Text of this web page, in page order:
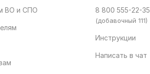
ВО и СПО 8 800 555-22-35
(добавочный 111)
Инструкции
Написать в чат